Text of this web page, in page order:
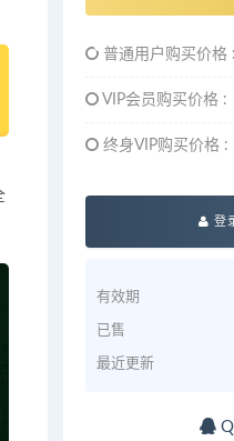
普通用户购买价格 :
VIP会员购买价格 :
终身VIP购买价格 :
登
有效期
已售
最近更新